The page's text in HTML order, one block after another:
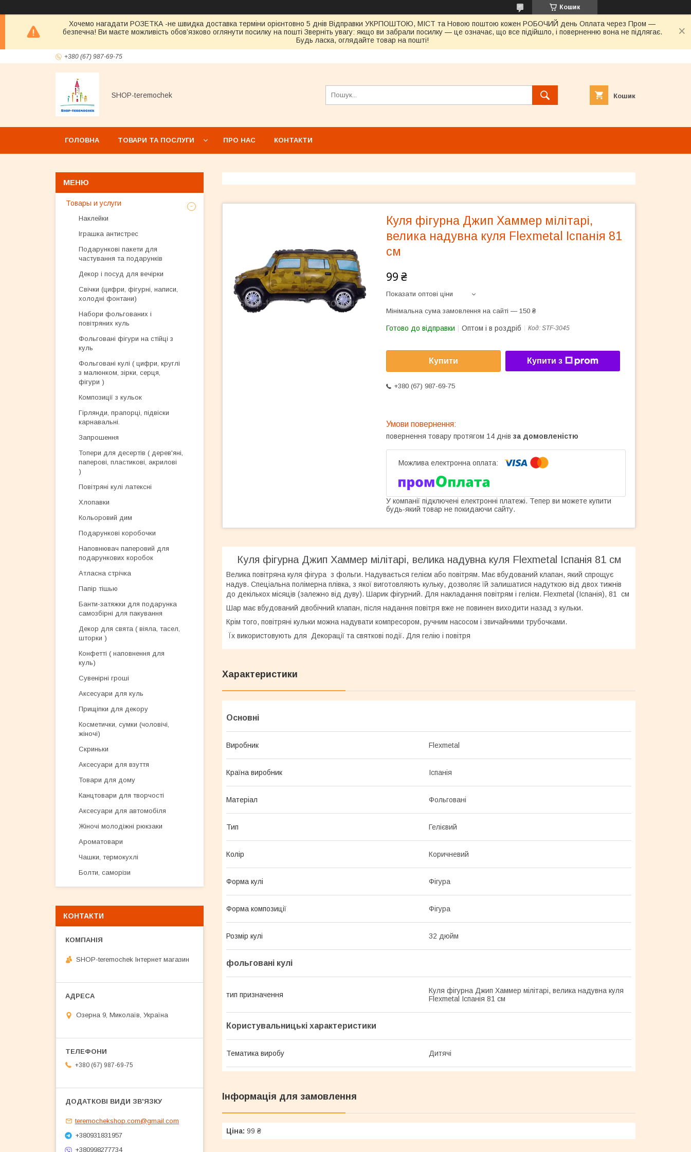
Кошик
Хочемо нагадати РОЗЕТКА -не швидка доставка терміни орієнтовно 5 днів Відправки УКРПОШТОЮ, МІСТ та Новою поштою кожен РОБОЧИЙ день Оплата через Пром —
безпечна! Ви маєте можливість обов’язково оглянути посилку на пошті Зверніть увагу: якщо ви забрали посилку — це означає, що все підійшло, і поверненню вона не підлягає.
Будь ласка, оглядайте товар на пошті!
+380 (67) 987-69-75
SHOP-teremochek Кошик
ГОЛОВНА ТОВАРИ ТА ПОСЛУГИ ПРО НАС КОНТАКТИ
Куля фігурна Джип Хаммер мілітарі,
велика надувна куля Flexmetal Іспанія 81
см
99 ₴
Показати оптові ціни
Мінімальна сума замовлення на сайті — 150 ₴
Готово до відправки Оптом і в роздріб Код: STF-3045
Купити Купити з
+380 (67) 987-69-75
повернення товару протягом 14 днів за домовленістю
У компанії підключені електронні платежі. Тепер ви можете купити
будь-який товар не покидаючи сайту.
Куля фігурна Джип Хаммер мілітарі, велика надувна куля Flexmetal Іспанія 81 см
Велика повітряна куля фігура з фольги. Надувається гелієм або повітрям. Має вбудований клапан, який спрощує
надув. Спеціальна полімерна плівка, з якої виготовляють кульку, дозволяє їй залишатися надуткою від двох тижнів
до декількох місяців (залежно від дуву). Шарик фігурний. Для накладання повітрям і гелієм. Flexmetal (Іспанія), 81 см
Шар має вбудований двобічний клапан, після надання повітря вже не повинен виходити назад з кульки.
Крім того, повітряні кульки можна надувати компресором, ручним насосом і звичайними трубочками.
Їх використовують для Декорації та святкові події. Для гелію і повітря
Характеристики
Основні
Виробник Flexmetal
Країна виробник Іспанія
Матеріал Фольговані
Тип Гелієвий
Колір Коричневий
Форма кулі Фігура
Форма композиції Фігура
Розмір кулі 32 дюйм
фольговані кулі
тип призначення
Куля фігурна Джип Хаммер мілітарі, велика надувна куля
Flexmetal Іспанія 81 см
Користувальницькі характеристики
Тематика виробу Дитячі
Інформація для замовлення
Ціна: 99 ₴
Товары и услуги
Наклейки
Іграшка антистрес
Подарункові пакети для
частування та подарунків
Декор і посуд для вечірки
Свічки (цифри, фігурні, написи,
холодні фонтани)
Набори фольгованих і
повітряних куль
Фольговані фігури на стійці з
куль
Фольговані кулі ( цифри, круглі
з малюнком, зірки, серця,
фігури )
Композиції з кульок
Гірлянди, прапорці, підвіски
карнавальні.
Запрошення
Топери для десертів ( дерев'яні,
паперові, пластикові, акрилові
)
Повітряні кулі латексні
Хлопавки
Кольоровий дим
Подарункові коробочки
Наповнювач паперовий для
подарункових коробок
Атласна стрічка
Папір тішью
Банти-затяжки для подарунка
самозбірні для пакування
Декор для свята ( віяла, тасел,
шторки )
Конфетті ( наповнення для
куль)
Сувенірні гроші
Аксесуари для куль
Прищіпки для декору
Косметички, сумки (чоловічі,
жіночі)
Скриньки
Аксесуари для взуття
Товари для дому
Канцтовари для творчості
Аксесуари для автомобіля
Жіночі молодіжні рюкзаки
Ароматовари
Чашки, термокухлі
Болти, саморізи
КОНТАКТИ
SHOP-teremochek Інтернет магазин
Озерна 9, Миколаїв, Україна
+380 (67) 987-69-75
teremochekshop.com@gmail.com
+380931831957
+380998277734